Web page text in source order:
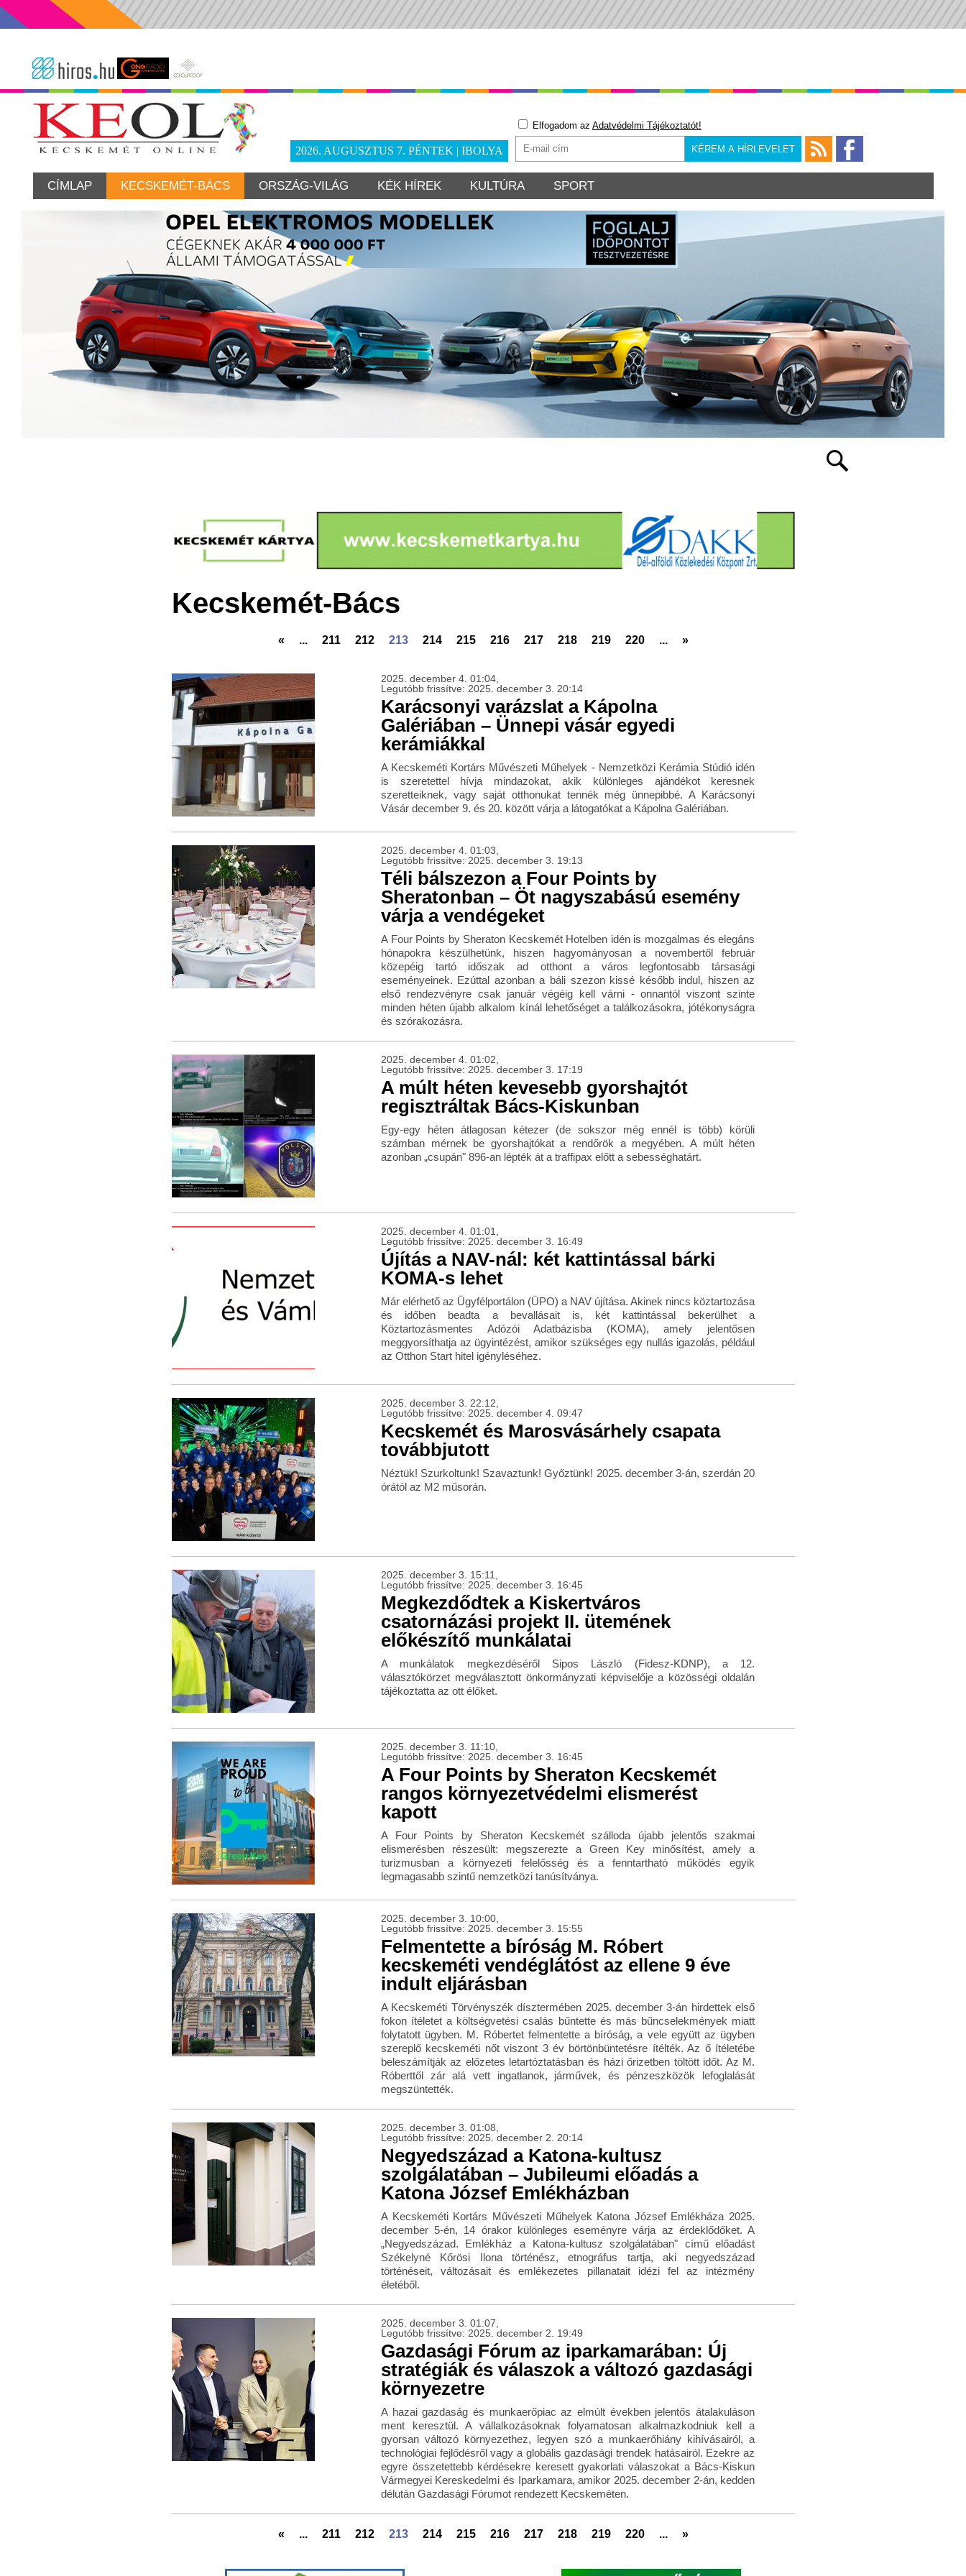
2026. AUGUSZTUS 7. PÉNTEK | IBOLYA
Elfogadom az Adatvédelmi Tájékoztatót!
CÍMLAP KECSKEMÉT-BÁCS ORSZÁG-VILÁG KÉK HÍREK KULTÚRA SPORT
Kecskemét-Bács
« ... 211 212 213 214 215 216 217 218 219 220 ... »
2025. december 4. 01:04,
Legutóbb frissítve: 2025. december 3. 20:14
Karácsonyi varázslat a Kápolna
Galériában – Ünnepi vásár egyedi
kerámiákkal
A Kecskeméti Kortárs Művészeti Műhelyek - Nemzetközi Kerámia Stúdió idén
is szeretettel hívja mindazokat, akik különleges ajándékot keresnek
szeretteiknek, vagy saját otthonukat tennék még ünnepibbé. A Karácsonyi
Vásár december 9. és 20. között várja a látogatókat a Kápolna Galériában.
2025. december 4. 01:03,
Legutóbb frissítve: 2025. december 3. 19:13
Téli bálszezon a Four Points by
Sheratonban – Öt nagyszabású esemény
várja a vendégeket
A Four Points by Sheraton Kecskemét Hotelben idén is mozgalmas és elegáns
hónapokra készülhetünk, hiszen hagyományosan a novembertől február
közepéig tartó időszak ad otthont a város legfontosabb társasági
eseményeinek. Ezúttal azonban a báli szezon kissé később indul, hiszen az
első rendezvényre csak január végéig kell várni - onnantól viszont szinte
minden héten újabb alkalom kínál lehetőséget a találkozásokra, jótékonyságra
és szórakozásra.
2025. december 4. 01:02,
Legutóbb frissítve: 2025. december 3. 17:19
A múlt héten kevesebb gyorshajtót
regisztráltak Bács-Kiskunban
Egy-egy héten átlagosan kétezer (de sokszor még ennél is több) körüli
számban mérnek be gyorshajtókat a rendőrök a megyében. A múlt héten
azonban „csupán" 896-an lépték át a traffipax előtt a sebességhatárt.
2025. december 4. 01:01,
Legutóbb frissítve: 2025. december 3. 16:49
Újítás a NAV-nál: két kattintással bárki
KOMA-s lehet
Már elérhető az Ügyfélportálon (ÜPO) a NAV újítása. Akinek nincs köztartozása
és időben beadta a bevallásait is, két kattintással bekerülhet a
Köztartozásmentes Adózói Adatbázisba (KOMA), amely jelentősen
meggyorsíthatja az ügyintézést, amikor szükséges egy nullás igazolás, például
az Otthon Start hitel igényléséhez.
2025. december 3. 22:12,
Legutóbb frissítve: 2025. december 4. 09:47
Kecskemét és Marosvásárhely csapata
továbbjutott
Néztük! Szurkoltunk! Szavaztunk! Győztünk! 2025. december 3-án, szerdán 20
órától az M2 műsorán.
2025. december 3. 15:11,
Legutóbb frissítve: 2025. december 3. 16:45
Megkezdődtek a Kiskertváros
csatornázási projekt II. ütemének
előkészítő munkálatai
A munkálatok megkezdéséről Sipos László (Fidesz-KDNP), a 12.
választókörzet megválasztott önkormányzati képviselője a közösségi oldalán
tájékoztatta az ott élőket.
2025. december 3. 11:10,
Legutóbb frissítve: 2025. december 3. 16:45
A Four Points by Sheraton Kecskemét
rangos környezetvédelmi elismerést
kapott
A Four Points by Sheraton Kecskemét szálloda újabb jelentős szakmai
elismerésben részesült: megszerezte a Green Key minősítést, amely a
turizmusban a környezeti felelősség és a fenntartható működés egyik
legmagasabb szintű nemzetközi tanúsítványa.
2025. december 3. 10:00,
Legutóbb frissítve: 2025. december 3. 15:55
Felmentette a bíróság M. Róbert
kecskeméti vendéglátóst az ellene 9 éve
indult eljárásban
A Kecskeméti Törvényszék dísztermében 2025. december 3-án hirdettek első
fokon ítéletet a költségvetési csalás bűntette és más bűncselekmények miatt
folytatott ügyben. M. Róbertet felmentette a bíróság, a vele együtt az ügyben
szereplő kecskeméti nőt viszont 3 év börtönbüntetésre ítélték. Az ő ítéletébe
beleszámítják az előzetes letartóztatásban és házi őrizetben töltött időt. Az M.
Róberttől zár alá vett ingatlanok, járművek, és pénzeszközök lefoglalását
megszüntették.
2025. december 3. 01:08,
Legutóbb frissítve: 2025. december 2. 20:14
Negyedszázad a Katona-kultusz
szolgálatában – Jubileumi előadás a
Katona József Emlékházban
A Kecskeméti Kortárs Művészeti Műhelyek Katona József Emlékháza 2025.
december 5-én, 14 órakor különleges eseményre várja az érdeklődőket. A
„Negyedszázad. Emlékház a Katona-kultusz szolgálatában" című előadást
Székelyné Kőrösi Ilona történész, etnográfus tartja, aki negyedszázad
történéseit, változásait és emlékezetes pillanatait idézi fel az intézmény
életéből.
2025. december 3. 01:07,
Legutóbb frissítve: 2025. december 2. 19:49
Gazdasági Fórum az iparkamarában: Új
stratégiák és válaszok a változó gazdasági
környezetre
A hazai gazdaság és munkaerőpiac az elmúlt években jelentős átalakuláson
ment keresztül. A vállalkozásoknak folyamatosan alkalmazkodniuk kell a
gyorsan változó környezethez, legyen szó a munkaerőhiány kihívásairól, a
technológiai fejlődésről vagy a globális gazdasági trendek hatásairól. Ezekre az
egyre összetettebb kérdésekre keresett gyakorlati válaszokat a Bács-Kiskun
Vármegyei Kereskedelmi és Iparkamara, amikor 2025. december 2-án, kedden
délután Gazdasági Fórumot rendezett Kecskeméten.
« ... 211 212 213 214 215 216 217 218 219 220 ... »